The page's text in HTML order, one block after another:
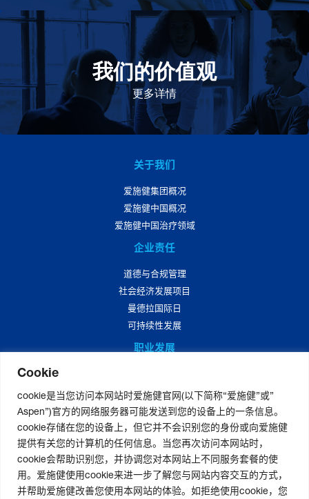
Cookie
cookie是当您访问本网站时爱施健官网(以下简称“爱施健”或”
Aspen”)官方的网络服务器可能发送到您的设备上的一条信息。
cookie存储在您的设备上，但它并不会识别您的身份或向爱施健
提供有关您的计算机的任何信息。当您再次访问本网站时，
cookie会帮助识别您，并协调您对本网站上不同服务套餐的使
用。爱施健使用cookie来进一步了解您与网站内容交互的方式，
并帮助爱施健改善您使用本网站的体验。如拒绝使用cookie，您
我们的价值观
更多详情
我们的价值观是爱施健存立和发展的基石。集团上下以
此为指引，为实现集团目标而共同奋斗。
关于我们
爱施健集团概况
爱施健中国概况
爱施健中国治疗领域
企业责任
道德与合规管理
社会经济发展项目
曼德拉国际日
可持续性发展
职业发展
爱施健中国岗位招聘
媒体中心
爱施健集团资讯
爱施健中国资讯